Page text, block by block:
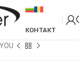
КОНТАКТ